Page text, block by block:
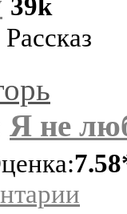
39k
Рассказ
Я не